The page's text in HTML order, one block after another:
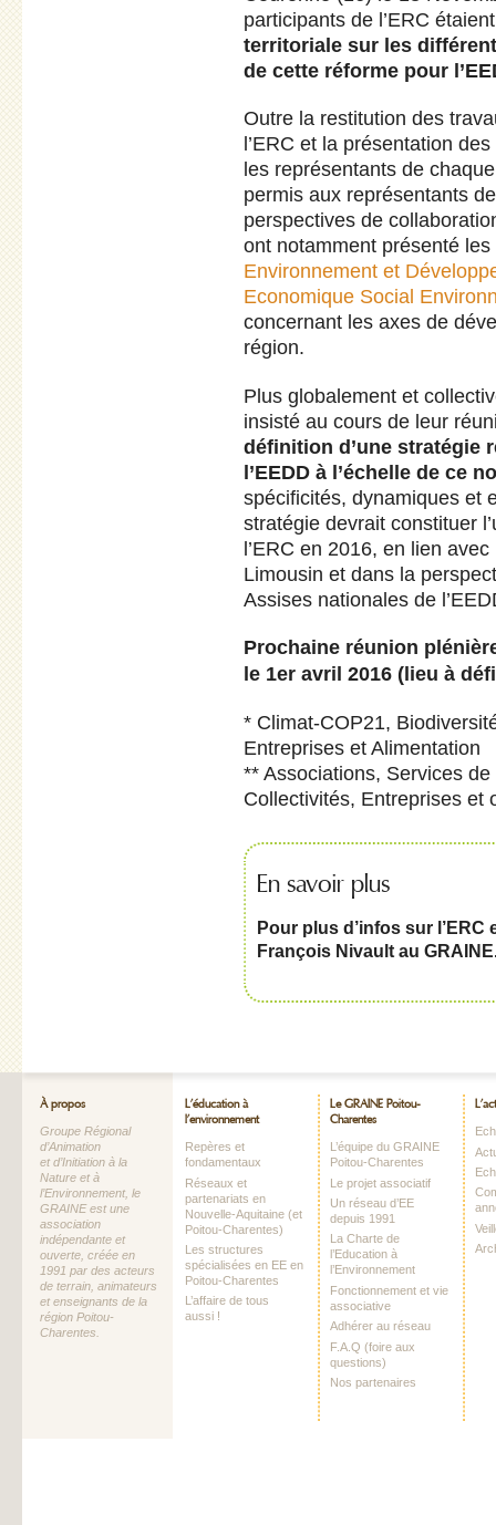
participants de l’ERC
territoriale sur les
de cette réforme pour
Outre la restitution des
l’ERC et la présentation
les représentants de
permis aux représentants
perspectives de
ont notamment présenté
Environnement et
Economique Social
concernant les axes de
région.
Plus globalement et
insisté au cours de leur
définition d’une stratégie
l’EEDD à l’échelle de ce
spécificités, dynamiques et
stratégie devrait constituer
l’ERC en 2016, en lien
Limousin et dans la
Assises nationales de
Prochaine réunion
le 1er avril 2016 (lieu à
* Climat-COP21,
Entreprises et Alimentation
** Associations, Services
Collectivités, Entreprises et
En savoir plus
Pour plus d’infos sur
François Nivault au
À propos
Groupe Régional
d’Animation
et d’Initiation à la
Nature et à
l’Environnement, le
GRAINE est une
association
indépendante et
ouverte, créée en
1991 par des acteurs
de terrain, animateurs
et enseignants de la
région Poitou-
Charentes.
L’éducation à
l’environnement
Repères et
fondamentaux
Réseaux et
partenariats en
Nouvelle-Aquitaine (et
Poitou-Charentes)
Les structures
spécialisées en EE en
Poitou-Charentes
L’affaire de tous
aussi !
Le GRAINE Poitou-
Charentes
L’équipe du GRAINE
Poitou-Charentes
Le projet associatif
Un réseau d’EE
depuis 1991
La Charte de
l’Education à
l’Environnement
Fonctionnement et vie
associative
Adhérer au réseau
F.A.Q (foire aux
questions)
Nos partenaires